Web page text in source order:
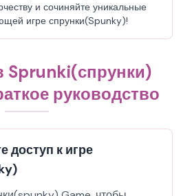
и сочиняйте уникальные
игре спрунки(Spunky)!
Sprunki(спрунки)
руководство
доступ к игре